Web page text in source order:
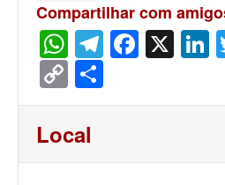
Compartilhar com
WhatsApp
Telegram
X
Copy
Link
Local